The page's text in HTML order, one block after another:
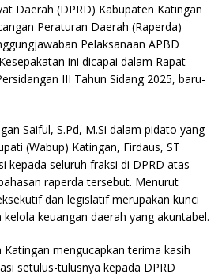
Daerah (DPRD) Kabupaten Katingan
Peraturan Daerah (Raperda)
Pelaksanaan APBD
ini dicapai dalam Rapat
III Tahun Sidang 2025, baru-
Saiful, S.Pd, M.Si dalam pidato yang
(Wabup) Katingan, Firdaus, ST
kepada seluruh fraksi di DPRD atas
raperda tersebut. Menurut
dan legislatif merupakan kunci
keuangan daerah yang akuntabel.
Katingan mengucapkan terima kasih
setulus-tulusnya kepada DPRD